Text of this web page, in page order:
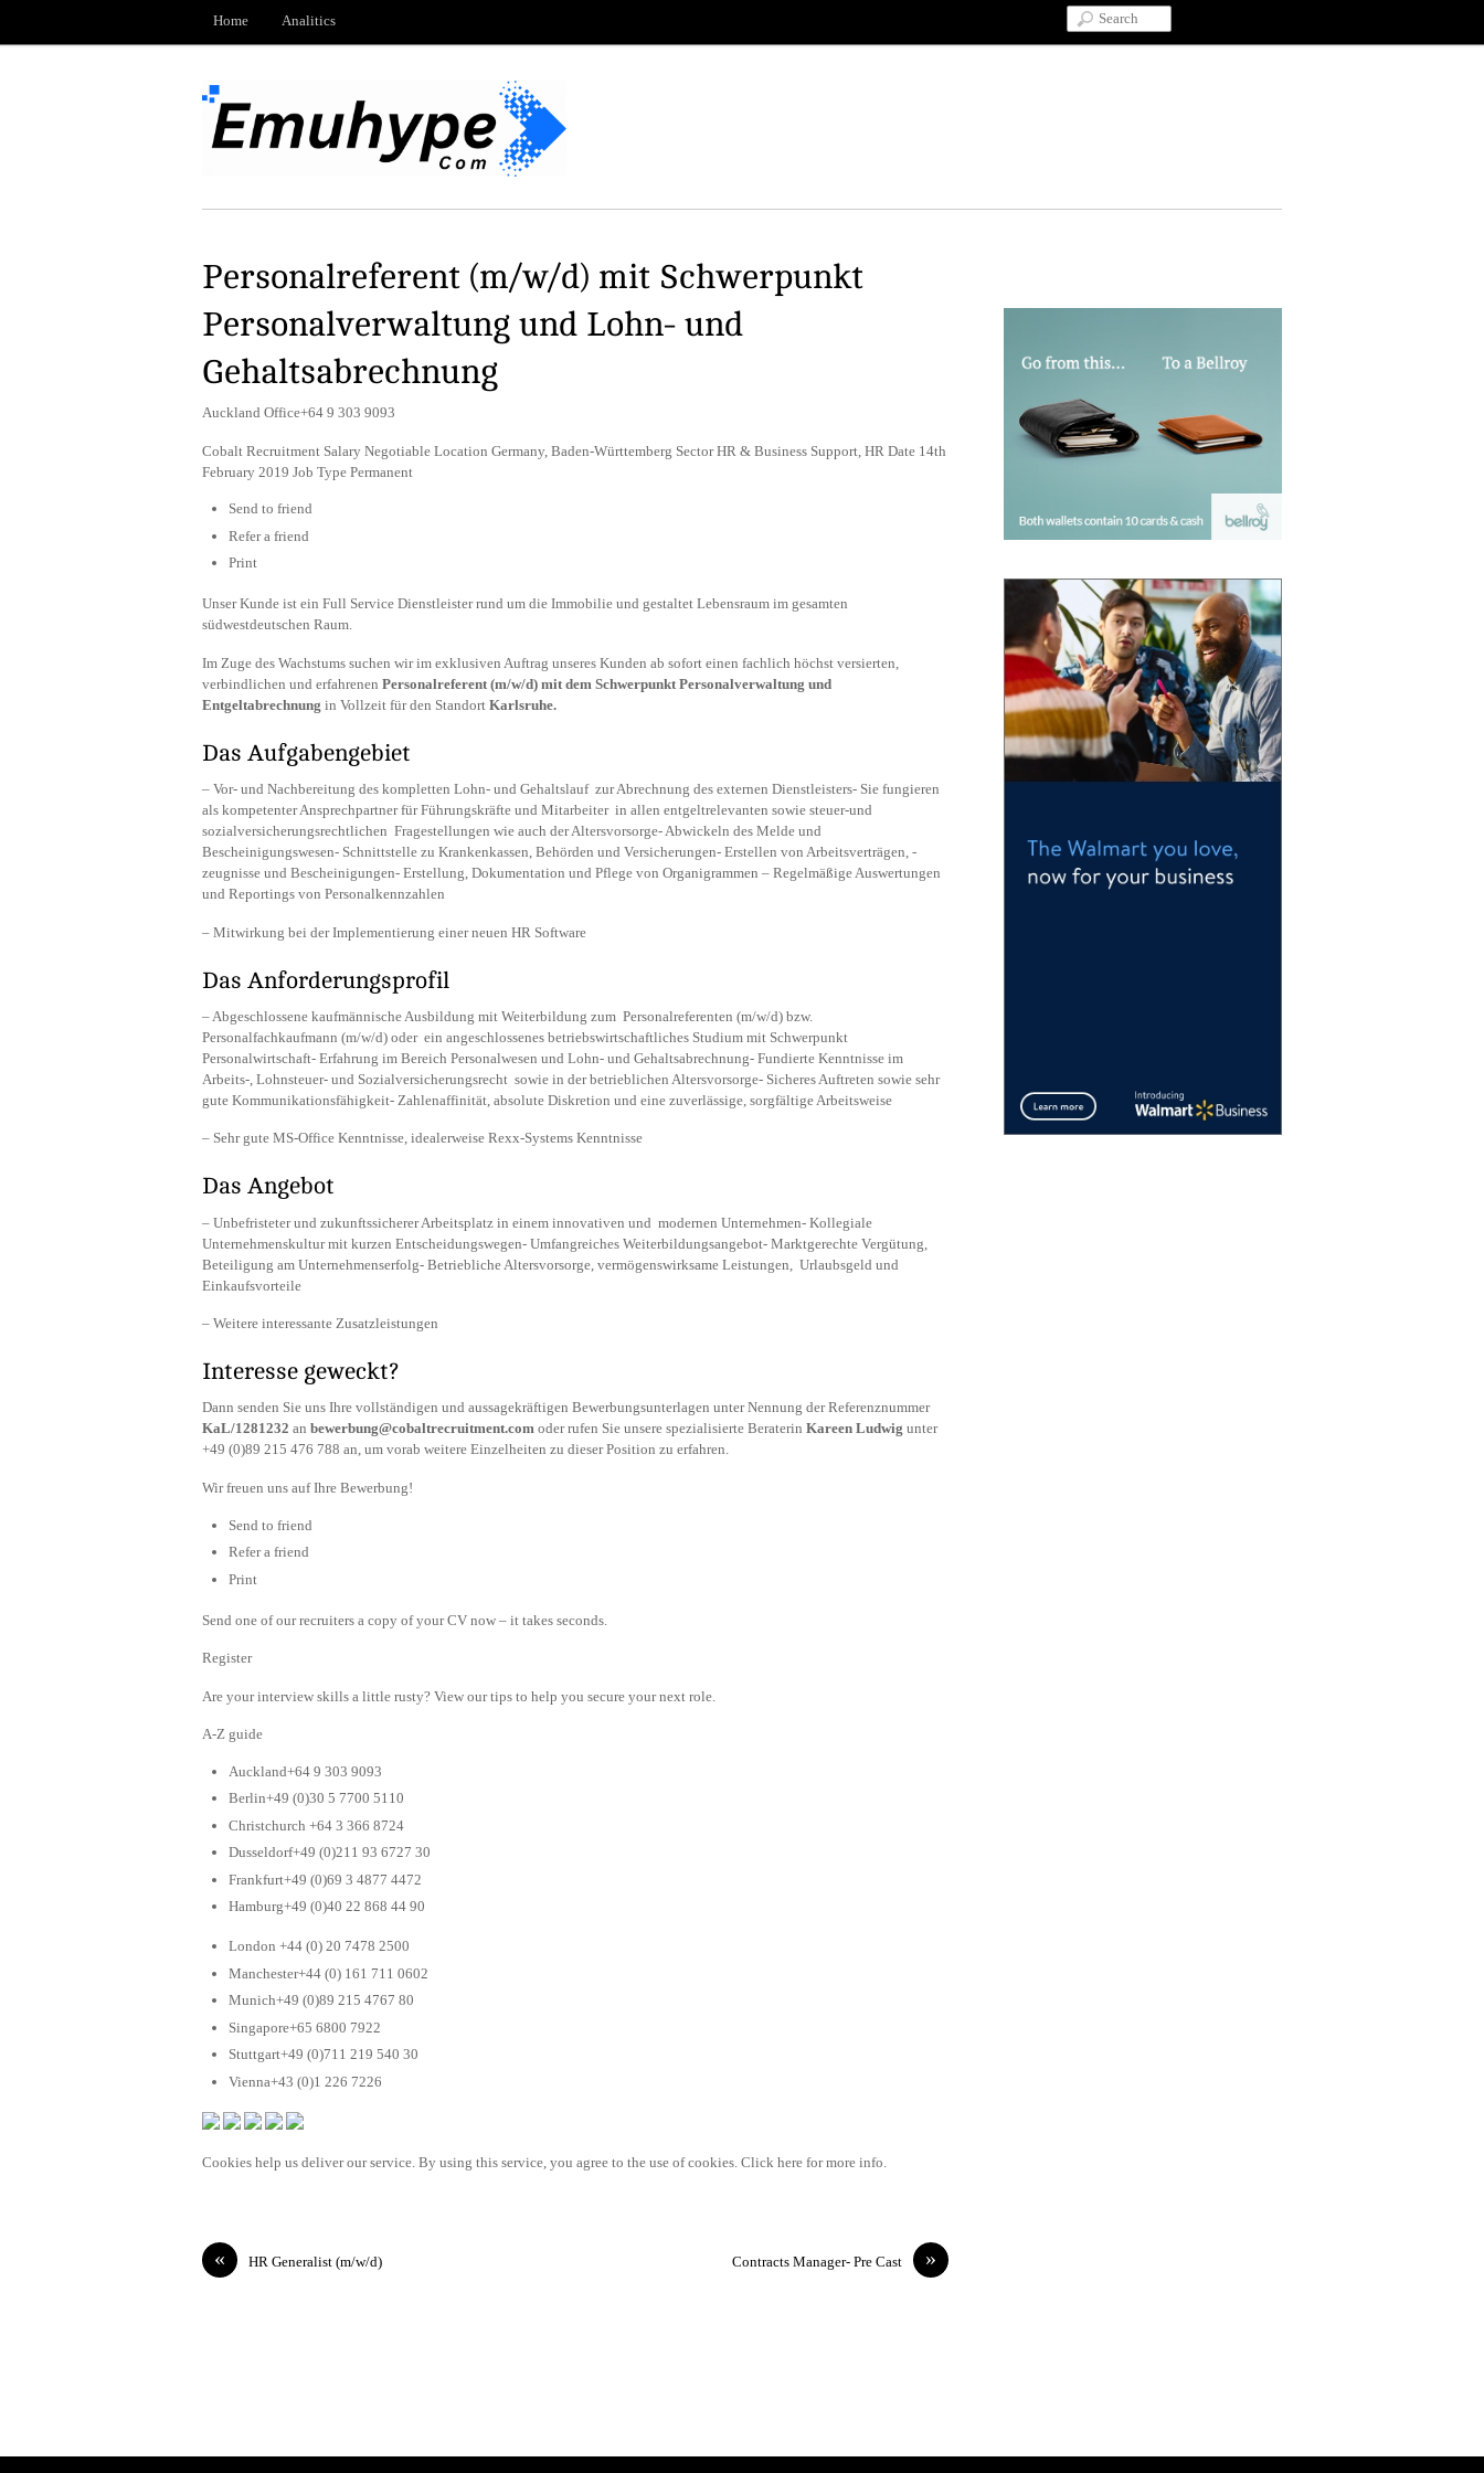
Home Analitics
Personalreferent (m/w/d) mit Schwerpunkt
Personalverwaltung und Lohn- und
Gehaltsabrechnung
Auckland Office+64 9 303 9093
Cobalt Recruitment Salary Negotiable Location Germany, Baden-Württemberg Sector HR & Business Support, HR Date 14th
February 2019 Job Type Permanent
Send to friend
Refer a friend
Print
Unser Kunde ist ein Full Service Dienstleister rund um die Immobilie und gestaltet Lebensraum im gesamten
südwestdeutschen Raum.
Im Zuge des Wachstums suchen wir im exklusiven Auftrag unseres Kunden ab sofort einen fachlich höchst versierten,
verbindlichen und erfahrenen Personalreferent (m/w/d) mit dem Schwerpunkt Personalverwaltung und
Entgeltabrechnung in Vollzeit für den Standort Karlsruhe.
Das Aufgabengebiet
– Vor- und Nachbereitung des kompletten Lohn- und Gehaltslauf zur Abrechnung des externen Dienstleisters- Sie fungieren
als kompetenter Ansprechpartner für Führungskräfte und Mitarbeiter in allen entgeltrelevanten sowie steuer-und
sozialversicherungsrechtlichen Fragestellungen wie auch der Altersvorsorge- Abwickeln des Melde und
Bescheinigungswesen- Schnittstelle zu Krankenkassen, Behörden und Versicherungen- Erstellen von Arbeitsverträgen, -
zeugnisse und Bescheinigungen- Erstellung, Dokumentation und Pflege von Organigrammen – Regelmäßige Auswertungen
und Reportings von Personalkennzahlen
– Mitwirkung bei der Implementierung einer neuen HR Software
Das Anforderungsprofil
– Abgeschlossene kaufmännische Ausbildung mit Weiterbildung zum Personalreferenten (m/w/d) bzw.
Personalfachkaufmann (m/w/d) oder ein angeschlossenes betriebswirtschaftliches Studium mit Schwerpunkt
Personalwirtschaft- Erfahrung im Bereich Personalwesen und Lohn- und Gehaltsabrechnung- Fundierte Kenntnisse im
Arbeits-, Lohnsteuer- und Sozialversicherungsrecht sowie in der betrieblichen Altersvorsorge- Sicheres Auftreten sowie sehr
gute Kommunikationsfähigkeit- Zahlenaffinität, absolute Diskretion und eine zuverlässige, sorgfältige Arbeitsweise
– Sehr gute MS-Office Kenntnisse, idealerweise Rexx-Systems Kenntnisse
Das Angebot
– Unbefristeter und zukunftssicherer Arbeitsplatz in einem innovativen und modernen Unternehmen- Kollegiale
Unternehmenskultur mit kurzen Entscheidungswegen- Umfangreiches Weiterbildungsangebot- Marktgerechte Vergütung,
Beteiligung am Unternehmenserfolg- Betriebliche Altersvorsorge, vermögenswirksame Leistungen, Urlaubsgeld und
Einkaufsvorteile
– Weitere interessante Zusatzleistungen
Interesse geweckt?
Dann senden Sie uns Ihre vollständigen und aussagekräftigen Bewerbungsunterlagen unter Nennung der Referenznummer
KaL/1281232 an bewerbung@cobaltrecruitment.com oder rufen Sie unsere spezialisierte Beraterin Kareen Ludwig unter
+49 (0)89 215 476 788 an, um vorab weitere Einzelheiten zu dieser Position zu erfahren.
Wir freuen uns auf Ihre Bewerbung!
Send to friend
Refer a friend
Print
Send one of our recruiters a copy of your CV now – it takes seconds.
Register
Are your interview skills a little rusty? View our tips to help you secure your next role.
A-Z guide
Auckland+64 9 303 9093
Berlin+49 (0)30 5 7700 5110
Christchurch +64 3 366 8724
Dusseldorf+49 (0)211 93 6727 30
Frankfurt+49 (0)69 3 4877 4472
Hamburg+49 (0)40 22 868 44 90
London +44 (0) 20 7478 2500
Manchester+44 (0) 161 711 0602
Munich+49 (0)89 215 4767 80
Singapore+65 6800 7922
Stuttgart+49 (0)711 219 540 30
Vienna+43 (0)1 226 7226
Cookies help us deliver our service. By using this service, you agree to the use of cookies. Click here for more info.
« HR Generalist (m/w/d) »
Contracts Manager- Pre Cast